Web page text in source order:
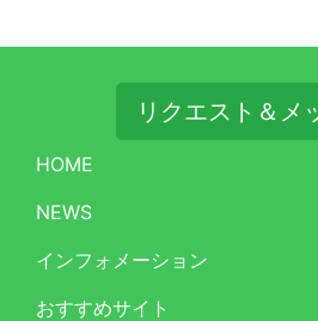
リクエスト＆メ
HOME
NEWS
インフォメーション
おすすめサイト